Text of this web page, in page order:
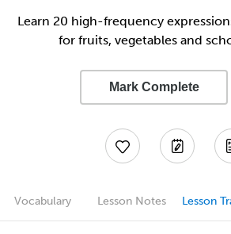
Learn 20 high-frequency
for fruits, vegetables and
Mark Complete
Vocabulary Lesson Notes Lesson